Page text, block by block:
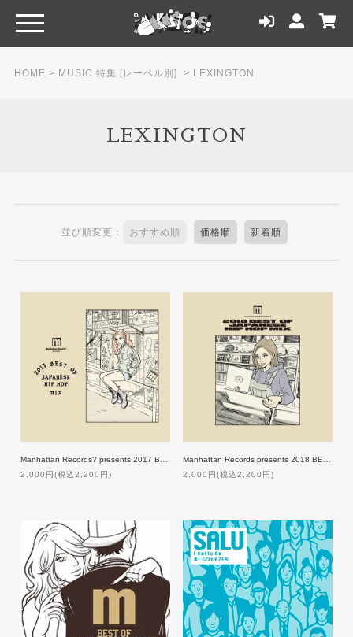
HOME > MUSIC 特集 [レーベル別] > LEXINGTON
LEXINGTON
並び順変更： おすすめ順 価格順 新着順
2,000円(税込2,200円)
2,000円(税込2,200円)